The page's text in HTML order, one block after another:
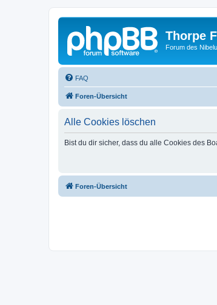
Thorpe
Forum des
FAQ
Foren-Übersicht
Alle Cookies löschen
Bist du dir sicher, dass du alle Cookies des
Foren-Übersicht